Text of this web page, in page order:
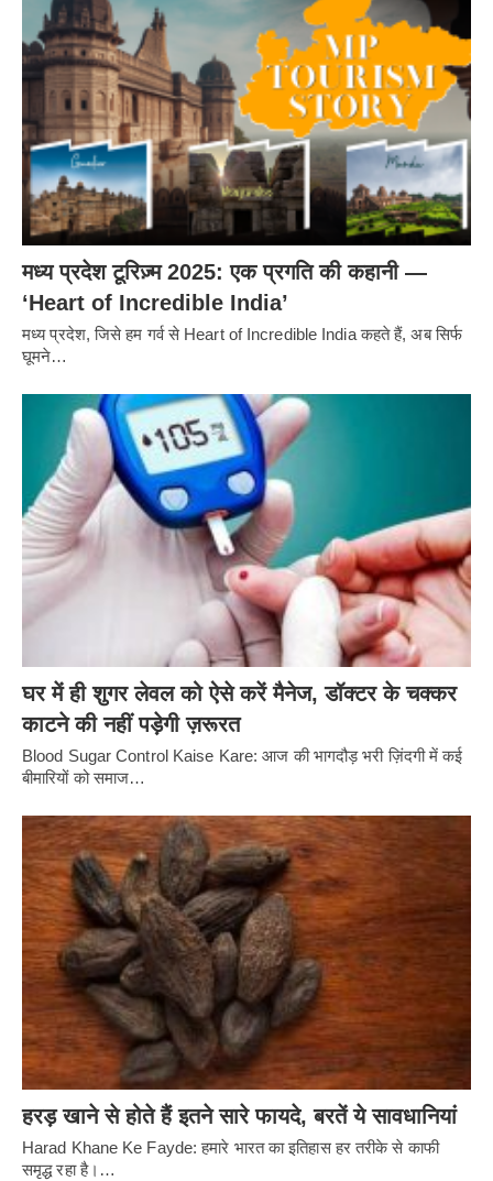
मध्य प्रदेश टूरिज़्म 2025: एक प्रगति की कहानी —
‘Heart of Incredible India’
मध्य प्रदेश, जिसे हम गर्व से Heart of Incredible India कहते हैं, अब सिर्फ
घूमने…
घर में ही शुगर लेवल को ऐसे करें मैनेज, डॉक्टर के चक्कर
काटने की नहीं पड़ेगी ज़रूरत
Blood Sugar Control Kaise Kare: आज की भागदौड़ भरी ज़िंदगी में कई
बीमारियों को समाज…
हरड़ खाने से होते हैं इतने सारे फायदे, बरतें ये सावधानियां
Harad Khane Ke Fayde: हमारे भारत का इतिहास हर तरीके से काफी
समृद्ध रहा है।…